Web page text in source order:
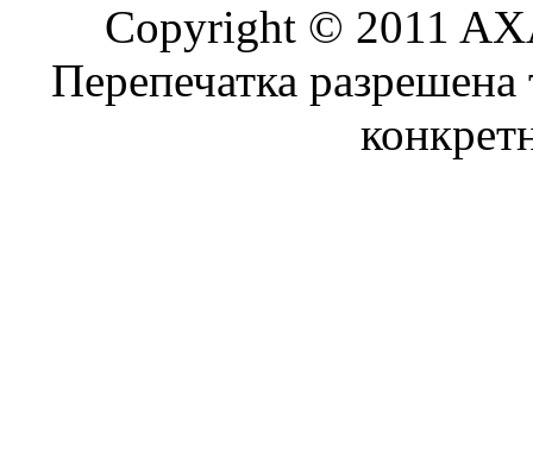
Copyright © 2011
Перепечатка